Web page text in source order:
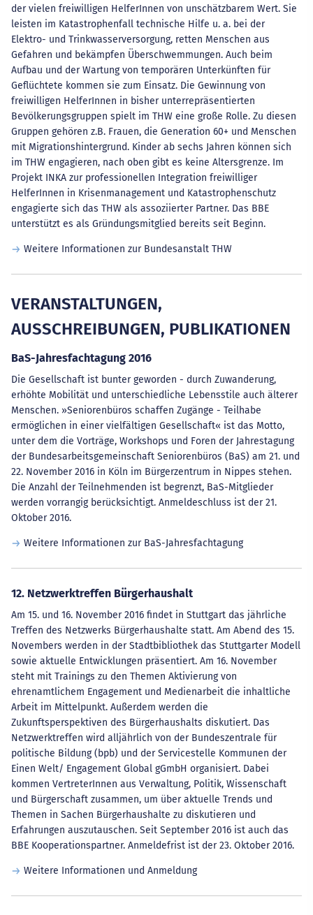
der vielen freiwilligen HelferInnen von unschätzbarem Wert. Sie
leisten im Katastrophenfall technische Hilfe u. a. bei der
Elektro- und Trinkwasserversorgung, retten Menschen aus
Gefahren und bekämpfen Überschwemmungen. Auch beim
Aufbau und der Wartung von temporären Unterkünften für
Geflüchtete kommen sie zum Einsatz. Die Gewinnung von
freiwilligen HelferInnen in bisher unterrepräsentierten
Bevölkerungsgruppen spielt im THW eine große Rolle. Zu diesen
Gruppen gehören z.B. Frauen, die Generation 60+ und Menschen
mit Migrationshintergrund. Kinder ab sechs Jahren können sich
im THW engagieren, nach oben gibt es keine Altersgrenze. Im
Projekt INKA zur professionellen Integration freiwilliger
HelferInnen in Krisenmanagement und Katastrophenschutz
engagierte sich das THW als assoziierter Partner. Das BBE
unterstützt es als Gründungsmitglied bereits seit Beginn.
Weitere Informationen zur Bundesanstalt THW
VERANSTALTUNGEN,
AUSSCHREIBUNGEN, PUBLIKATIONEN
BaS-Jahresfachtagung 2016
Die Gesellschaft ist bunter geworden - durch Zuwanderung,
erhöhte Mobilität und unterschiedliche Lebensstile auch älterer
Menschen. »Seniorenbüros schaffen Zugänge - Teilhabe
ermöglichen in einer vielfältigen Gesellschaft« ist das Motto,
unter dem die Vorträge, Workshops und Foren der Jahrestagung
der Bundesarbeitsgemeinschaft Seniorenbüros (BaS) am 21. und
22. November 2016 in Köln im Bürgerzentrum in Nippes stehen.
Die Anzahl der Teilnehmenden ist begrenzt, BaS-Mitglieder
werden vorrangig berücksichtigt. Anmeldeschluss ist der 21.
Oktober 2016.
Weitere Informationen zur BaS-Jahresfachtagung
12. Netzwerktreffen Bürgerhaushalt
Am 15. und 16. November 2016 findet in Stuttgart das jährliche
Treffen des Netzwerks Bürgerhaushalte statt. Am Abend des 15.
Novembers werden in der Stadtbibliothek das Stuttgarter Modell
sowie aktuelle Entwicklungen präsentiert. Am 16. November
steht mit Trainings zu den Themen Aktivierung von
ehrenamtlichem Engagement und Medienarbeit die inhaltliche
Arbeit im Mittelpunkt. Außerdem werden die
Zukunftsperspektiven des Bürgerhaushalts diskutiert. Das
Netzwerktreffen wird alljährlich von der Bundeszentrale für
politische Bildung (bpb) und der Servicestelle Kommunen der
Einen Welt/ Engagement Global gGmbH organisiert. Dabei
kommen VertreterInnen aus Verwaltung, Politik, Wissenschaft
und Bürgerschaft zusammen, um über aktuelle Trends und
Themen in Sachen Bürgerhaushalte zu diskutieren und
Erfahrungen auszutauschen. Seit September 2016 ist auch das
BBE Kooperationspartner. Anmeldefrist ist der 23. Oktober 2016.
Weitere Informationen und Anmeldung